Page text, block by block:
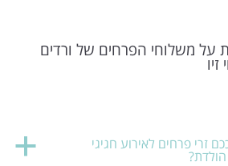
על משלוחי הפרחים של ורדים
a זרי פרחים לאירוע חגיגי